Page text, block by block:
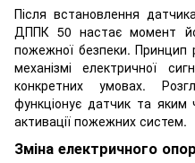
Після встановлення
ДППК 50 настає момент
пожежної безпеки. Принцип
механізмі електричної
конкретних умовах.
функціонує датчик та
активації пожежних систем.
Зміна електричного